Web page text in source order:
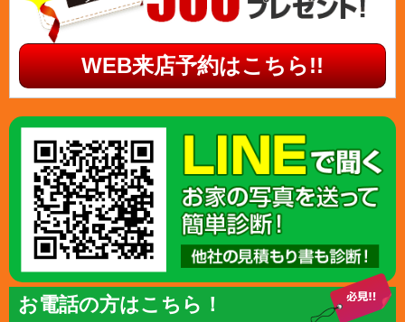
WEB来店予約はこちら!!
お電話の方はこちら！